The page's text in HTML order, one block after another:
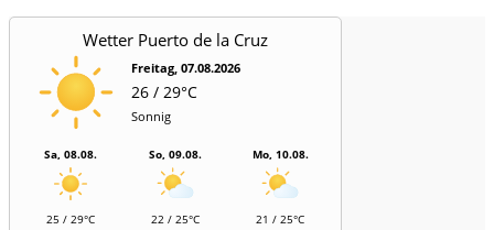
Wetter Puerto de la Cruz
Freitag, 07.08.2026
26 / 29°C
Sonnig
Sa, 08.08.
25 / 29°C
So, 09.08.
22 / 25°C
Mo, 10.08.
21 / 25°C